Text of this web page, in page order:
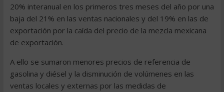
20% interanual en los primeros tres meses del año por una
baja del 21% en las ventas nacionales y del 19% en las de
exportación por la caída del precio de la mezcla mexicana
de exportación.
A ello se sumaron menores precios de referencia de
gasolina y diésel y la disminución de volúmenes en las
ventas locales y externas por las medidas de